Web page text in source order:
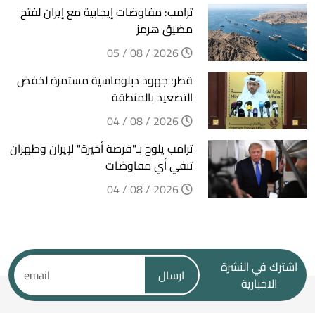
ترامب: مفاوضات إيجابية مع إيران لفتح
مضيق هرمز
قطر: جهود دبلوماسية مستمرة لخفض
التصعيد بالمنطقة
ترامب يلوح بـ"فرصة أخيرة" لإيران وطهران
تنفي أي مفاوضات
اشترك في النشرة
الاخبارية
ارسال